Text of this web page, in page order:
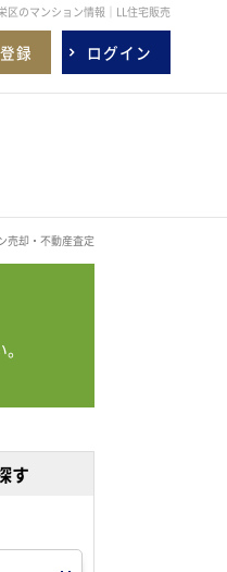
区のマンション情報｜LL住宅販売
録 ログイン
売却・不動産査定
す